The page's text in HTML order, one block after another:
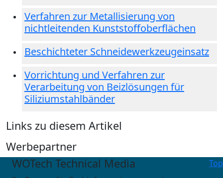
Verfahren zur Metallisierung von
nichtleitenden Kunststoffoberflächen
Beschichteter Schneidewerkzeugeinsatz
Vorrichtung und Verfahren zur
Verarbeitung von Beizlösungen für
Siliziumstahlbänder
Links zu diesem Artikel
Werbepartner
Top
WOTech Technical Media